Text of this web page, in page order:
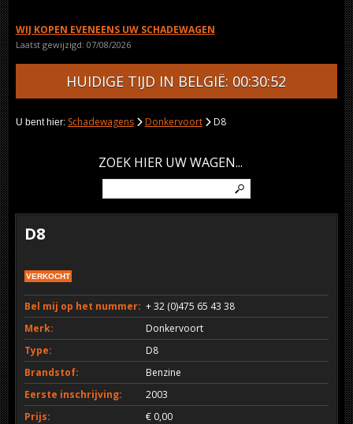
WIJ KOPEN EVENEENS UW SCHADEWAGEN
Laatst gewijzigd: 07/08/2026
HUIDIGE TIJD IN BELGIË: 00:30:52
U bent hier: Schadewagens Donkervoort D8
ZOEK HIER UW WAGEN...
D8
VERKOCHT
Bel mij op het nummer: + 32 (0)475 65 43 38
Merk:
Donkervoort
Type:
D8
Brandstof:
Benzine
Eerste inschrijving:
2003
Prijs:
€ 0,00